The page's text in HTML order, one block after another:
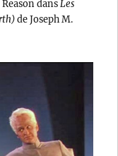
dans Les
de Joseph M.